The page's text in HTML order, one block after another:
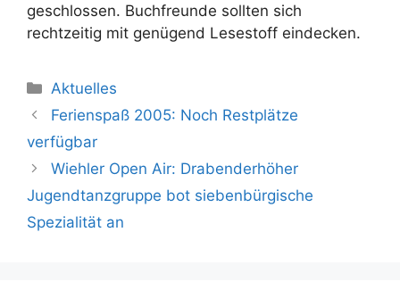
geschlossen. Buchfreunde sollten sich
rechtzeitig mit genügend Lesestoff eindecken.
Kategorien
Aktuelles
Ferienspaß 2005: Noch Restplätze
verfügbar
Wiehler Open Air: Drabenderhöher
Jugendtanzgruppe bot siebenbürgische
Spezialität an